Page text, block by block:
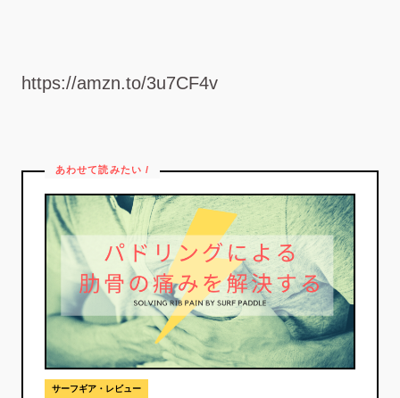
https://amzn.to/3u7CF4v
サーフギア・レビュー